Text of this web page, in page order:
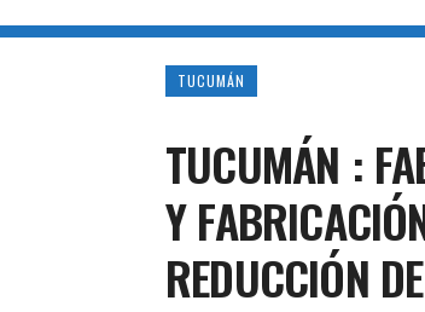
TUCUMÁN
TUCUMÁN :
Y
REDUCCIÓN